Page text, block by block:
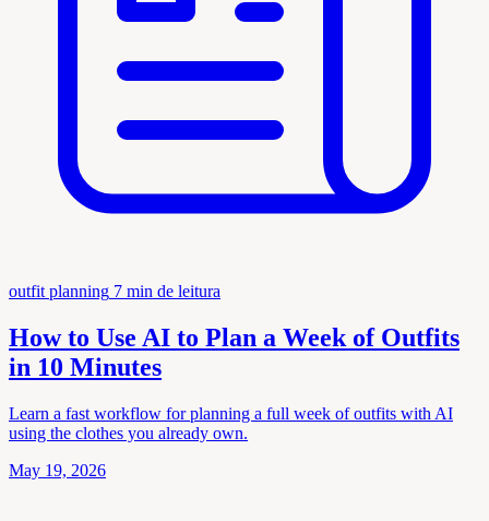
outfit planning 7 min de leitura
How to Use AI to Plan a Week of Outfits
in 10 Minutes
Learn a fast workflow for planning a full week of outfits with AI
using the clothes you already own.
May 19, 2026